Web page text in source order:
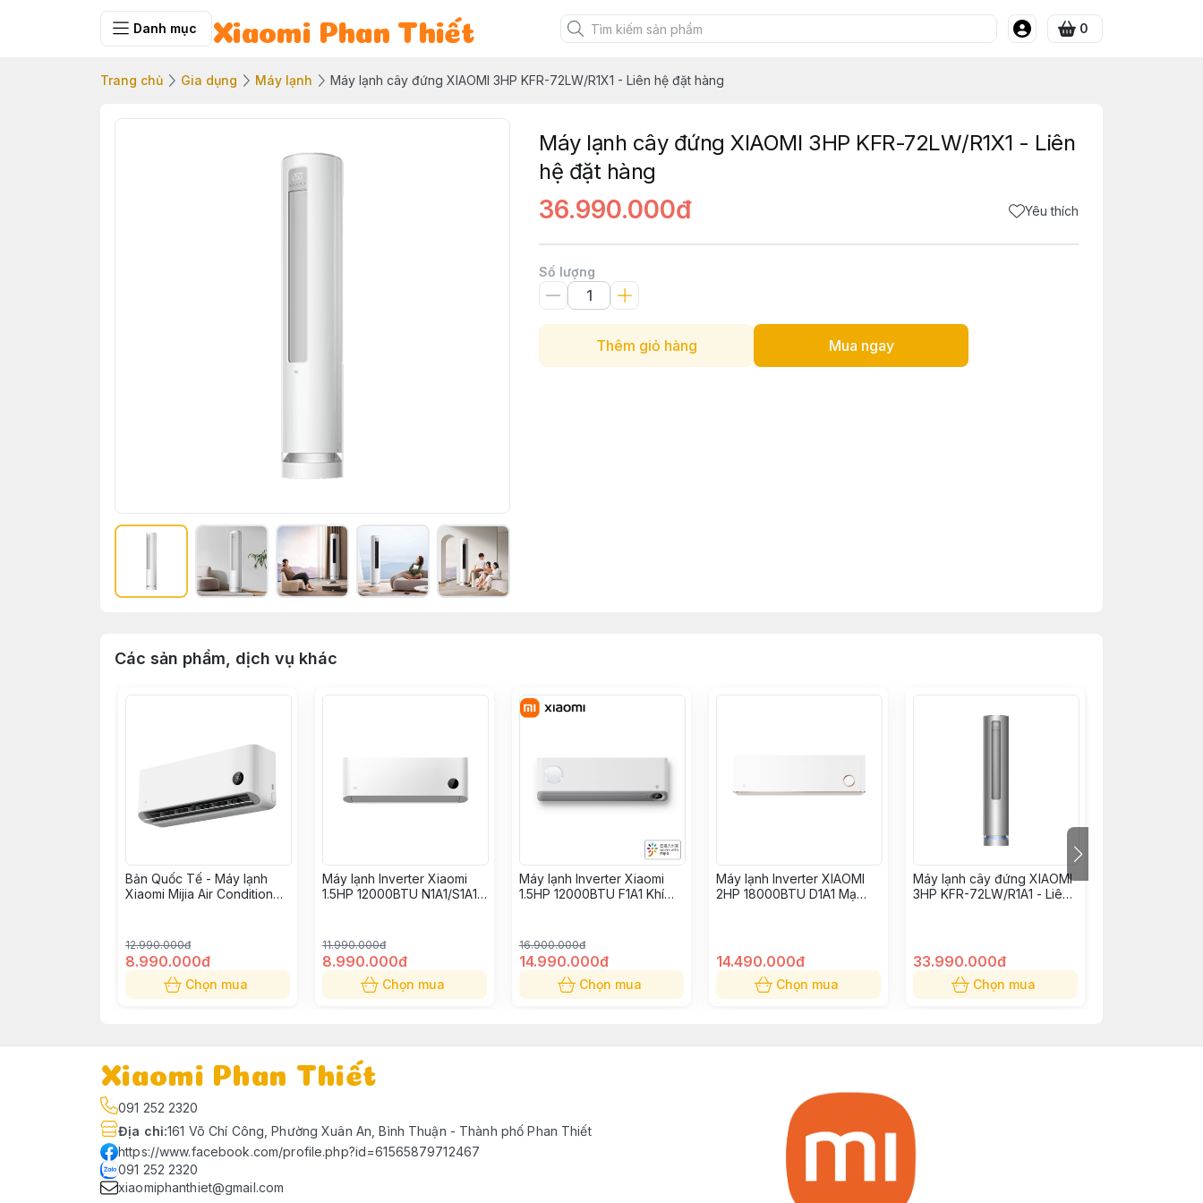
Danh mục Xiaomi Phan Thiết 0
Trang chủ Gia dụng Máy lạnh Máy lạnh cây đứng XIAOMI 3HP KFR-72LW/R1X1 - Liên hệ đặt hàng
Máy lạnh cây đứng XIAOMI 3HP KFR-72LW/R1X1 - Liên
hệ đặt hàng
36.990.000đ Yêu thích
Số lượng
Thêm giỏ hàng Mua ngay
Các sản phẩm, dịch vụ khác
Bản Quốc Tế - Máy lạnh
Xiaomi Mijia Air Conditioner
12.990.000đ
8.990.000đ
Chọn mua
Máy lạnh Inverter Xiaomi
1.5HP 12000BTU N1A1/S1A1
11.990.000đ
8.990.000đ
Chọn mua
Máy lạnh Inverter Xiaomi
1.5HP 12000BTU F1A1 Khí
16.900.000đ
14.990.000đ
Chọn mua
Máy lạnh Inverter XIAOMI
2HP 18000BTU D1A1 Mạ
14.490.000đ
Chọn mua
Máy lạnh cây đứng XIAOMI
3HP KFR-72LW/R1A1 - Liên
33.990.000đ
Chọn mua
Xiaomi Phan Thiết
091 252 2320
Địa chỉ:161 Võ Chí Công, Phường Xuân An, Bình Thuận - Thành phố Phan Thiết
https://www.facebook.com/profile.php?id=61565879712467
091 252 2320
xiaomiphanthiet@gmail.com